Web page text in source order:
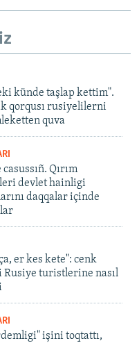
künde taşlap kettim".
qorqusı rusiyelilerni
quva
Qırım
devlet hainligi
daqqalar içinde
er kes kete": cenk
Rusiye turistlerine nasıl
işini toqtattı,